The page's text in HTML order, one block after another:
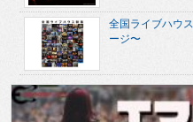
全国ライブハウ
ージ〜